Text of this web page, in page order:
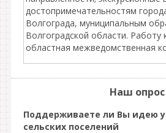
достопримечательностям
Волгограда, муниципальным
Волгоградской области. Работу
областная межведомственная
Наш опрос
Поддерживаете ли Вы идею
сельских поселений